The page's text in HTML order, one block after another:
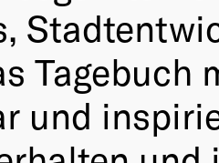
Tagebuch
und